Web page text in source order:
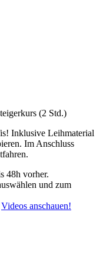
(2 Std.)
Inklusive Leihmaterial
Im Anschluss
48h vorher.
und zum
Videos anschauen!